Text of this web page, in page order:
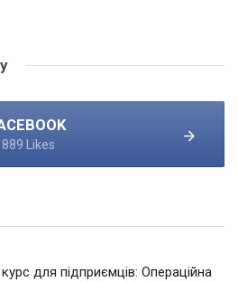
889 Likes
для підприємців: Операційна